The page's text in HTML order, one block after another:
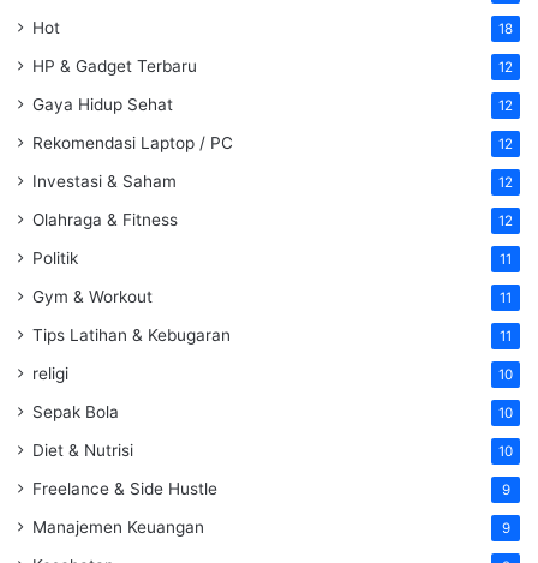
Hot 18
HP & Gadget Terbaru 12
Gaya Hidup Sehat 12
Rekomendasi Laptop / PC 12
Investasi & Saham 12
Olahraga & Fitness 12
Politik 11
Gym & Workout 11
Tips Latihan & Kebugaran 11
religi 10
Sepak Bola 10
Diet & Nutrisi 10
Freelance & Side Hustle 9
Manajemen Keuangan 9